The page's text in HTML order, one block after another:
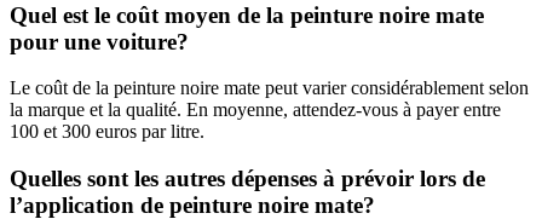
Quel est le coût moyen de la peinture noire mate
pour une voiture?
Le coût de la peinture noire mate peut varier considérablement selon
la marque et la qualité. En moyenne, attendez-vous à payer entre
100 et 300 euros par litre.
Quelles sont les autres dépenses à prévoir lors de
l’application de peinture noire mate?